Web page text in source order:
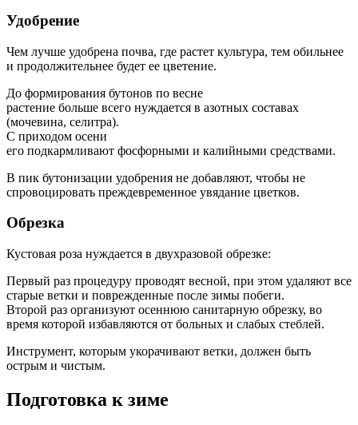
Удобрение
Чем лучше удобрена почва, где растет культура, тем обильнее
и продолжительнее будет ее цветение.
До формирования бутонов по весне
растение больше всего нуждается в азотных составах
(мочевина, селитра).
С приходом осени
его подкармливают фосфорными и калийными средствами.
В пик бутонизации удобрения не добавляют, чтобы не
спровоцировать преждевременное увядание цветков.
Обрезка
Кустовая роза нуждается в двухразовой обрезке:
Первый раз процедуру проводят весной, при этом удаляют все
старые ветки и поврежденные после зимы побеги.
Второй раз организуют осеннюю санитарную обрезку, во
время которой избавляются от больных и слабых стеблей.
Инструмент, которым укорачивают ветки, должен быть
острым и чистым.
Подготовка к зиме